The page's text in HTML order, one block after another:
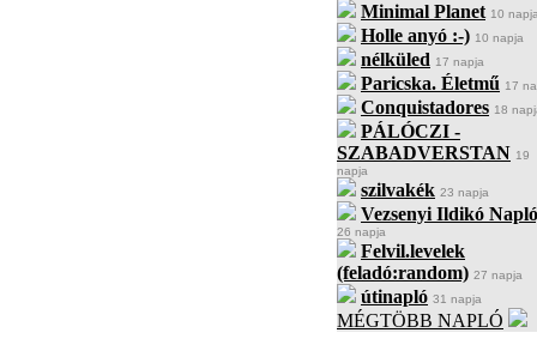
Minimal Planet 10 napja
Holle anyó :-) 10 napja
nélküled 17 napja
Paricska. Életmű 17
Conquistadores 18
PÁLÓCZI -
SZABADVERSTAN 19
napja
szilvakék 23 napja
Vezsenyi Ildikó
26 napja
Felvil.levelek
(feladó:random) 27 napja
útinapló 31 napja
MÉGTÖBB NAPLÓ